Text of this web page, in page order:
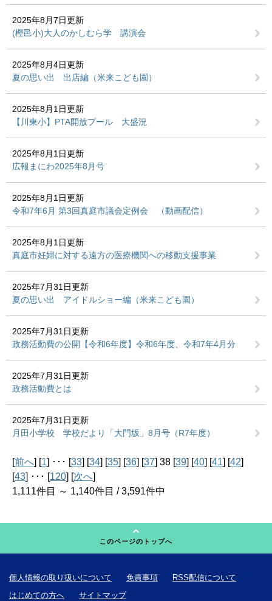
2025年8月7日更新
(樫邑小)大人のかしむら学 講演会
2025年8月4日更新
夏の思い出 出店編（米来こども園）
2025年8月1日更新
【川東小】PTA開放プール 大盛況
2025年8月1日更新
広報まにわ2025年8月号
2025年8月1日更新
令和7年6月 第3回真庭市議会定例会 （動画配信）
2025年8月1日更新
真庭市妊婦に対する遠方の医療機関への移動支援事業
2025年7月31日更新
夏の思い出 アイドルショー編（米来こども園）
2025年7月31日更新
政務活動費の公開【令和6年度】令和6年度、令和7年4月分
2025年7月31日更新
政務活動費とは
2025年7月31日更新
月田小学校 学校だより「大門坂」8月号（R7年度）
[前へ] [1] ･･･ [33] [34] [35] [36] [37] 38 [39] [40] [41] [42]
[43] ･･･ [120] [次へ]
1,111件目 ～ 1,140件目 / 3,591件中
このページのトップへ
個人情報の取り扱いについて 免責事項
RSS配信について
はじめての方へ
サイトマップ